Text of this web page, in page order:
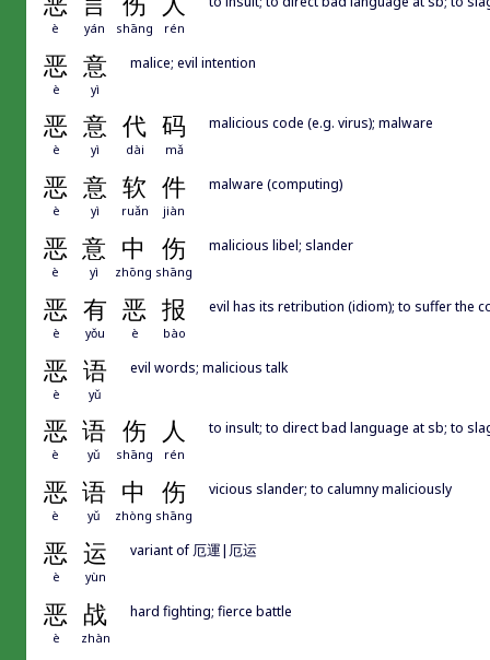
è yán shāng rén
恶 意
è yì
malice; evil intention
恶 意 代 码
è yì dài mǎ
malicious code (e.g. virus); malware
恶 意 软 件
è yì ruǎn jiàn
malware (computing)
恶 意 中 伤
è yì zhōng shāng
malicious libel; slander
恶 有 恶 报
è yǒu è bào
evil has its retribution (idiom); to suffer the
恶 语
è yǔ
evil words; malicious talk
恶 语 伤 人
è yǔ shāng rén
to insult; to direct bad language at sb; to
恶 语 中 伤
è yǔ zhòng shāng
vicious slander; to calumny maliciously
恶 运
è yùn
variant of 厄運|厄运
恶 战
è zhàn
hard fighting; fierce battle